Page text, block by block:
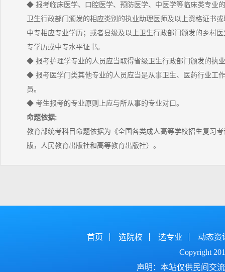
◆ 报考临床医学、口腔医学、预防医学、中医学等临床类专业
卫生行政部门颁发的相应类别的执业助理医师及以上资格证书
中专相应专业学历；或者县级及以上卫生行政部门颁发的乡村
专学历或中专水平证书。
◆ 报考护理学专业的人员应当取得省级卫生行政部门颁发的执
◆ 报考医学门类其他专业的人员应当是从事卫生、医药行业工
员。
◆ 考生报考的专业原则上应与所从事的专业对口。
命题依据:
教育部统考科目命题依据为《全国各类成人高等学校招生复习考
版，人民教育出版社和高等教育出版社）。
首页 选院校 选专业
动态资
Copyright
声明：本站仅供民间交